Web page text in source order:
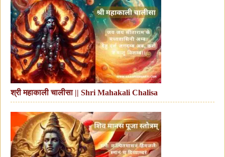
श्री महाकाली चालीसा || Shri Mahakali Chalisa